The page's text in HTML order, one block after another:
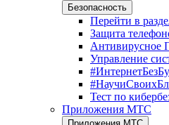
Безопасность
Перейти в
Защита
Антивирусное
Управление
Тест по
Приложения МТС